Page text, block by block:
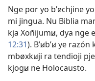
Nge por yo bʼɇchjine
mi jingua. Nu Biblia
kja Xoñijumꞹ, dya nge
12:31). Bʼꞹbʼꞹ ye
mbøxkꞹji ra tendioji
kjogꞹ ne Holocausto.